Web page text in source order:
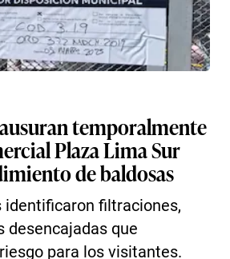
temporalmente
Plaza Lima Sur
de baldosas
identificaron filtraciones,
desencajadas que
para los visitantes.